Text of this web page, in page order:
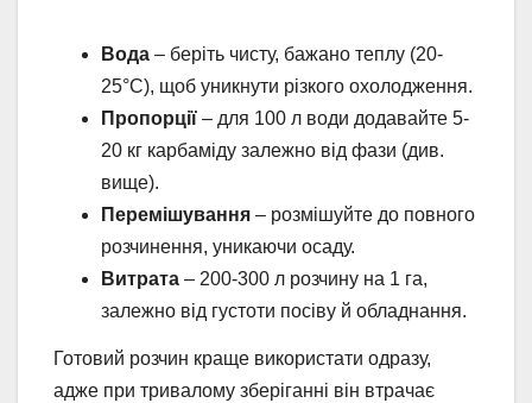
Вода – беріть чисту, бажано теплу (20-
25°C), щоб уникнути різкого охолодження.
Пропорції – для 100 л води додавайте 5-
20 кг карбаміду залежно від фази (див.
вище).
Перемішування – розмішуйте до повного
розчинення, уникаючи осаду.
Витрата – 200-300 л розчину на 1 га,
залежно від густоти посіву й обладнання.
Готовий розчин краще використати одразу,
адже при тривалому зберіганні він втрачає